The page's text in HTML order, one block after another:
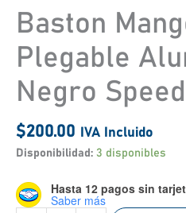
Baston
Plegable
Negro
$200.00 IVA Incluido
Disponibilidad: 3 disponibles
Hasta 12 pagos sin
Saber más